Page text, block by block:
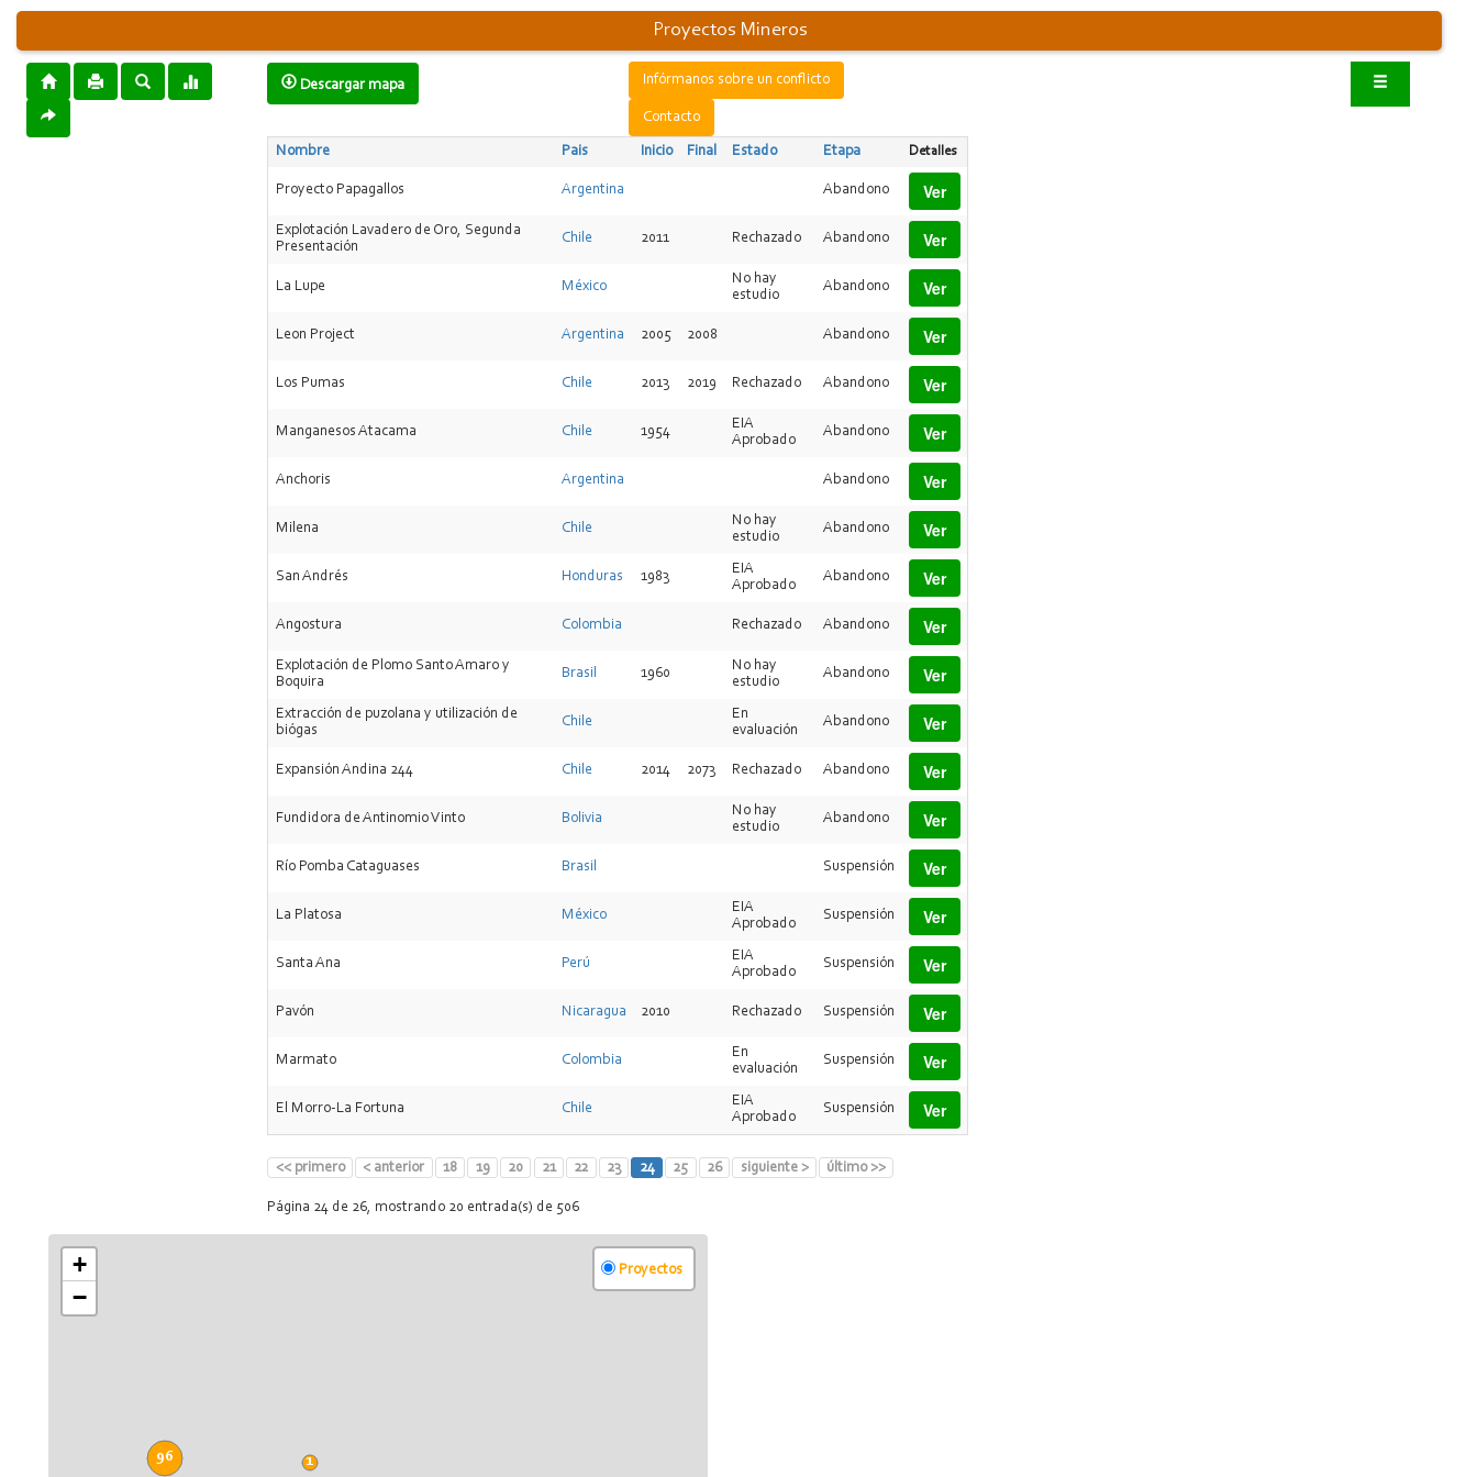
Proyectos Mineros
Descargar mapa Infórmanos sobre un conflicto
Contacto
Nombre Pais Inicio Final Estado Etapa Detalles
Proyecto Papagallos Argentina Abandono Ver
Explotación Lavadero de Oro, Segunda
Presentación
Chile 2011 Rechazado Abandono Ver
La Lupe México
No hay
estudio
Abandono Ver
Leon Project Argentina 2005 2008 Abandono Ver
Los Pumas Chile 2013 2019 Rechazado Abandono Ver
Manganesos Atacama Chile 1954
EIA
Aprobado
Abandono Ver
Anchoris Argentina Abandono Ver
Milena Chile
No hay
estudio
Abandono Ver
San Andrés Honduras 1983
EIA
Aprobado
Abandono Ver
Angostura Colombia Rechazado Abandono Ver
Explotación de Plomo Santo Amaro y
Boquira
Brasil 1960
No hay
estudio
Abandono Ver
Extracción de puzolana y utilización de
biógas
Chile
En
evaluación
Abandono Ver
Expansión Andina 244 Chile 2014 2073 Rechazado Abandono Ver
Fundidora de Antinomio Vinto Bolivia
No hay
estudio
Abandono Ver
Río Pomba Cataguases Brasil Suspensión Ver
La Platosa México
EIA
Aprobado
Suspensión Ver
Santa Ana Perú
EIA
Aprobado
Suspensión Ver
Pavón Nicaragua 2010 Rechazado Suspensión Ver
Marmato Colombia
En
evaluación
Suspensión Ver
El Morro-La Fortuna Chile
EIA
Aprobado
Suspensión Ver
<< primero < anterior 18 19 20 21 22 23 24 25 26 siguiente > último >>
Página 24 de 26, mostrando 20 entrada(s) de 506
1
96
+
−
Proyectos